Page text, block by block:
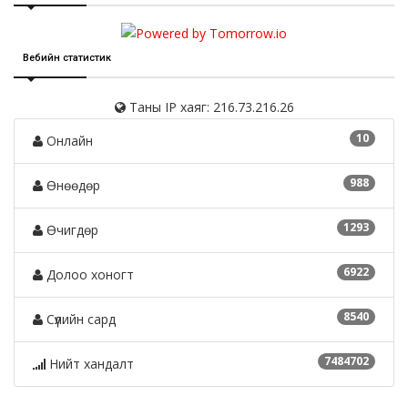
Вебийн статистик
Таны IP хаяг: 216.73.216.26
10
Онлайн
988
Өнөөдөр
1293
Өчигдөр
6922
Долоо хоногт
8540
Сүүлийн сард
7484702
Нийт хандалт